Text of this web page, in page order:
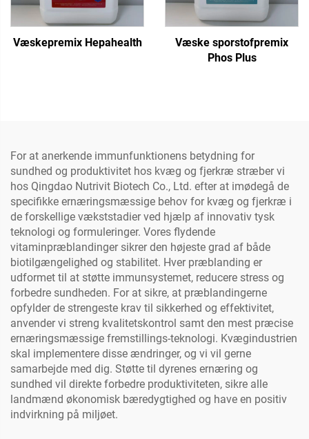
Væskepremix Hepahealth
Væske sporstofpremix
Phos Plus
For at anerkende immunfunktionens betydning for
sundhed og produktivitet hos kvæg og fjerkræ stræber vi
hos Qingdao Nutrivit Biotech Co., Ltd. efter at imødegå de
specifikke ernæringsmæssige behov for kvæg og fjerkræ i
de forskellige vækststadier ved hjælp af innovativ tysk
teknologi og formuleringer. Vores flydende
vitaminpræblandinger sikrer den højeste grad af både
biotilgængelighed og stabilitet. Hver præblanding er
udformet til at støtte immunsystemet, reducere stress og
forbedre sundheden. For at sikre, at præblandingerne
opfylder de strengeste krav til sikkerhed og effektivitet,
anvender vi streng kvalitetskontrol samt den mest præcise
ernæringsmæssige fremstillings-teknologi. Kvægindustrien
skal implementere disse ændringer, og vi vil gerne
samarbejde med dig. Støtte til dyrenes ernæring og
sundhed vil direkte forbedre produktiviteten, sikre alle
landmænd økonomisk bæredygtighed og have en positiv
indvirkning på miljøet.